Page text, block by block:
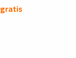
gratis